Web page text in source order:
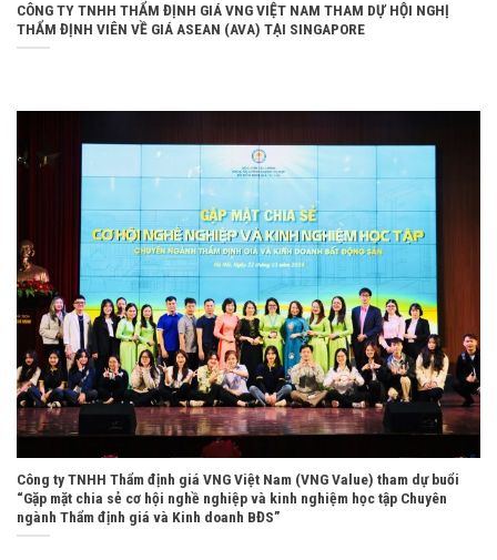
CÔNG TY TNHH THẨM ĐỊNH GIÁ VNG VIỆT NAM THAM DỰ HỘI NGHỊ
THẨM ĐỊNH VIÊN VỀ GIÁ ASEAN (AVA) TẠI SINGAPORE
Công ty TNHH Thẩm định giá VNG Việt Nam (VNG Value) tham dự buổi
“Gặp mặt chia sẻ cơ hội nghề nghiệp và kinh nghiệm học tập Chuyên
ngành Thẩm định giá và Kinh doanh BĐS”